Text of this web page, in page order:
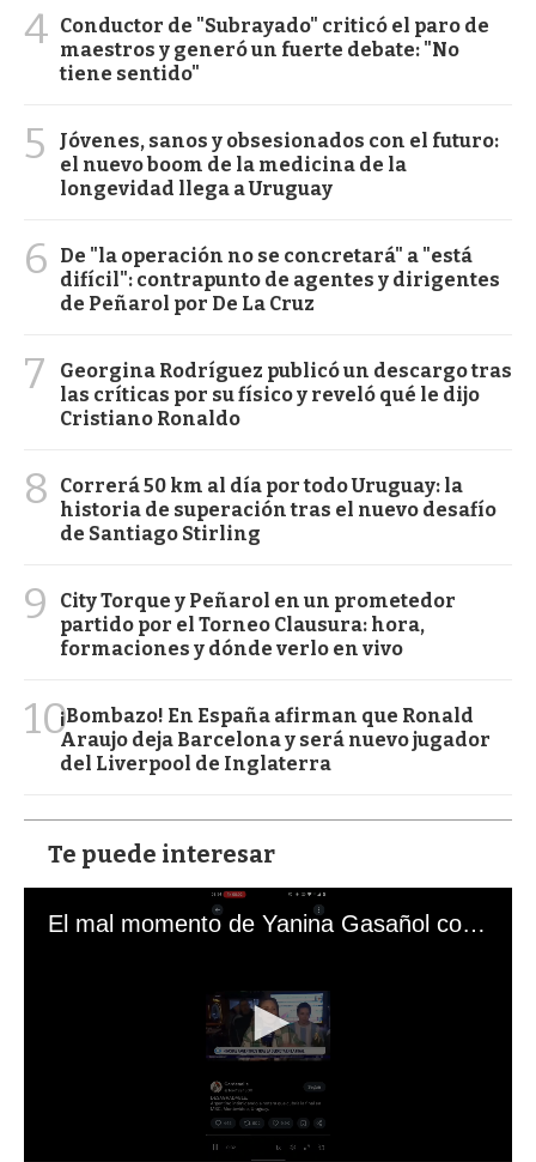
4 Conductor de "Subrayado" criticó el paro de
maestros y generó un fuerte debate: "No
tiene sentido"
5
Jóvenes, sanos y obsesionados con el futuro:
el nuevo boom de la medicina de la
longevidad llega a Uruguay
6
De "la operación no se concretará" a "está
difícil": contrapunto de agentes y dirigentes
de Peñarol por De La Cruz
7
Georgina Rodríguez publicó un descargo tras
las críticas por su físico y reveló qué le dijo
Cristiano Ronaldo
8
Correrá 50 km al día por todo Uruguay: la
historia de superación tras el nuevo desafío
de Santiago Stirling
9
City Torque y Peñarol en un prometedor
partido por el Torneo Clausura: hora,
formaciones y dónde verlo en vivo
10¡Bombazo! En España afirman que Ronald
Araujo deja Barcelona y será nuevo jugador
del Liverpool de Inglaterra
Te puede interesar
El mal momento de Yanina Gasañol con un hincha argentino en "Subrayado"